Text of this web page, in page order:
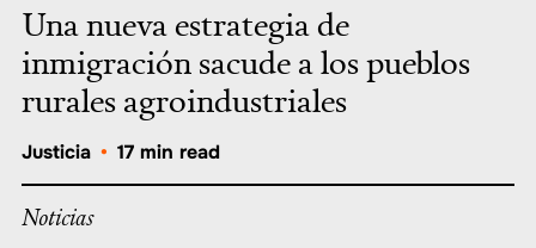
Una nueva estrategia de
inmigración sacude a los pueblos
rurales agroindustriales
Justicia • 17 min read
Noticias